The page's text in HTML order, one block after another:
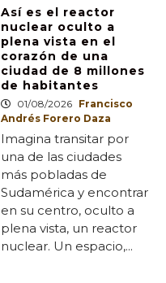
Así es el reactor
nuclear oculto a
plena vista en el
corazón de una
ciudad de 8 millones
de habitantes
01/08/2026 Francisco
Andrés Forero Daza
Imagina transitar por
una de las ciudades
más pobladas de
Sudamérica y encontrar
en su centro, oculto a
plena vista, un reactor
nuclear. Un espacio,...